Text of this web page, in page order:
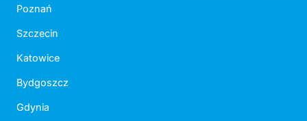
Poznań
Szczecin
Katowice
Bydgoszcz
Gdynia